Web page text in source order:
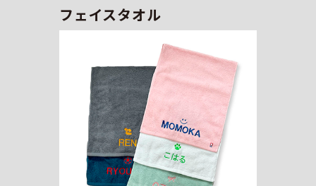
フェイスタオル